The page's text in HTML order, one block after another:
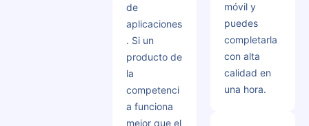
de
aplicaciones
. Si un
producto de
la
competenci
a funciona
mejor que el
móvil y
puedes
completarla
con alta
calidad en
una hora.